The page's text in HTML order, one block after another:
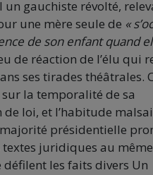
gauchiste révolté,
une mère seule de «
de son enfant quand
de réaction de l’élu qui
ses tirades théâtrales.
la temporalité de sa
loi, et l’habitude
présidentielle
textes juridiques au même
les faits divers Un